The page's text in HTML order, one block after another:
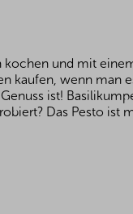
kochen und mit
kaufen, wenn man
ist!
Das Pesto ist